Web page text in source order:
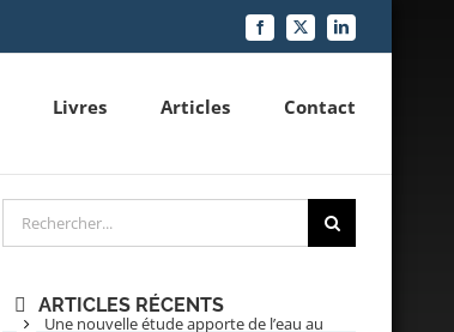
Facebook
X LinkedIn
Livres Articles Contact
Rechercher
ARTICLES RÉCENTS
Une nouvelle étude apporte de l’eau au